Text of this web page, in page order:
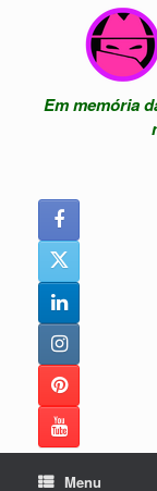
Em memória
Menu